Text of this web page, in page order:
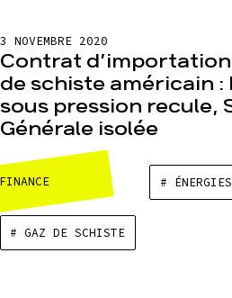
3 NOVEMBRE 2020
Contrat d’importation
de schiste américain :
sous pression recule,
Générale isolée
#
# GAZ DE SCHISTE